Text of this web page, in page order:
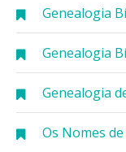
Genealogia
Genealogia
Genealogia
Os Nomes